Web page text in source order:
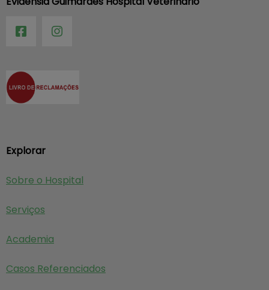
Explorar
Sobre o Hospital
Serviços
Academia
Casos Referenciados